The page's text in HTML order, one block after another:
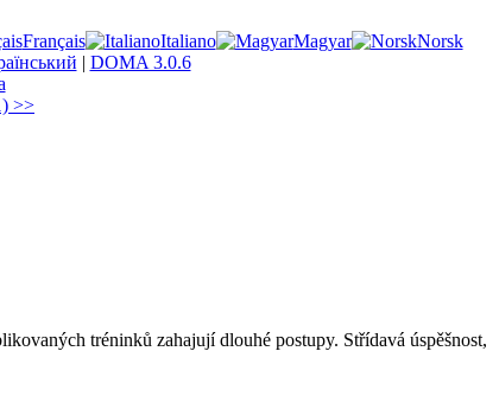
Français Italiano Magyar
Norsk
| DOMA 3.0.6
>>
tréninků zahajují dlouhé postupy. Střídavá úspěšnost,